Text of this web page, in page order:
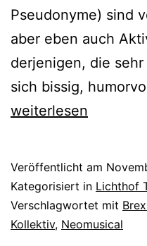
Pseudonyme) sind
aber eben auch
derjenigen, die
sich bissig,
weiterlesen
Veröffentlicht am
Kategorisiert in Lichthof
Verschlagwortet mit
Kollektiv, Neomusical